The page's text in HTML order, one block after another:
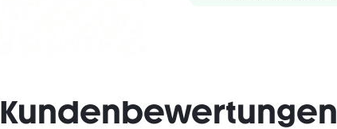
Kundenbewertungen